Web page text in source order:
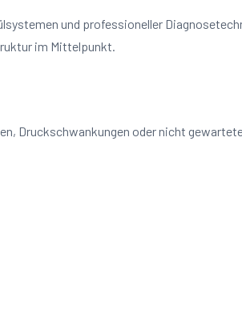
und professioneller
im Mittelpunkt.
Druckschwankungen oder nicht